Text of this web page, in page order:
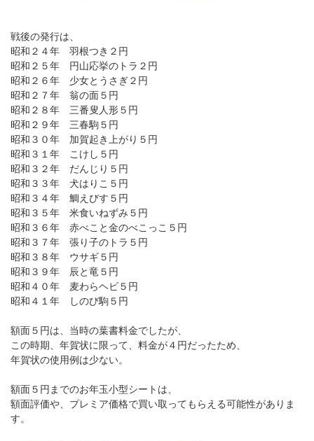
戦後の発行は、
昭和２４年 羽根つき２円
昭和２５年 円山応挙のトラ２円
昭和２６年 少女とうさぎ２円
昭和２７年 翁の面５円
昭和２８年 三番叟人形５円
昭和２９年 三春駒５円
昭和３０年 加賀起き上がり５円
昭和３１年 こけし５円
昭和３２年 だんじり５円
昭和３３年 犬はりこ５円
昭和３４年 鯛えびす５円
昭和３５年 米食いねずみ５円
昭和３６年 赤べこと金のべこっこ５円
昭和３７年 張り子のトラ５円
昭和３８年 ウサギ５円
昭和３９年 辰と竜５円
昭和４０年 麦わらヘビ５円
昭和４１年 しのび駒５円
額面５円は、当時の葉書料金でしたが、
この時期、年賀状に限って、料金が４円だったため、
年賀状の使用例は少ない。
額面５円までのお年玉小型シートは、
額面評価や、プレミア価格で買い取ってもらえる可能性がありま
す。